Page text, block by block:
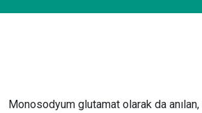
Monosodyum glutamat olarak da anılan,